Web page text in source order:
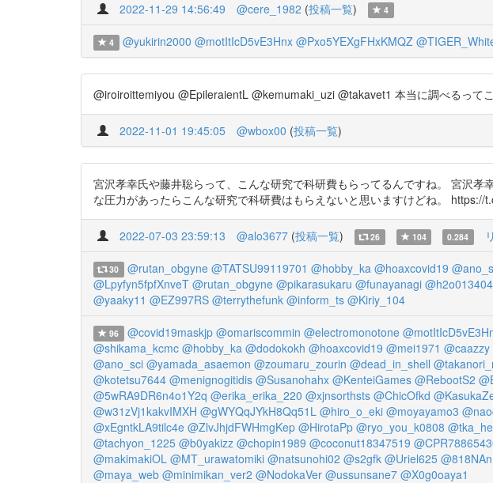
2022-11-29 14:56:49 @cere_1982 (投稿一覧) 4
4 @yukirin2000 @motItIcD5vE3Hnx @Pxo5YEXgFHxKMQZ
@iroiroittemiyou @EpileraientL @kemumaki_uzi @takavet1 本当に調べるって
2022-11-01 19:45:05 @wbox00 (投稿一覧)
宮沢孝幸氏や藤井聡らって、こんな研究で科研費もらってるんですね。 宮沢
な圧力があったらこんな研究で科研費はもらえないと思いますけどね。
2022-07-03 23:59:13 @alo3677 (投稿一覧) 26 104 0.284
30 @rutan_obgyne @TATSU99119701 @hobby_ka @hoaxcovid19
@Lpyfyn5fpfXnveT @rutan_obgyne @pikarasukaru @funayanagi
@yaaky11 @EZ997RS @terrythefunk @inform_ts @Kiriy_104
96 @covid19maskjp @omariscommin @electromonotone
@shikama_kcmc @hobby_ka @dodokokh @hoaxcovid19 @mei1971 @caazzy
@ano_sci @yamada_asaemon @zoumaru_zourin @dead_in_shell
@kotetsu7644 @menignogitidis @Susanohahx @KenteiGames @RebootS2
@5wRA9DR6n4o1Y2q @erika_erika_220 @xjnsorthsts @ChicOfkd
@w31zVj1kakvIMXH @gWYQqJYkH8Qq51L @hiro_o_eki @moyayamo3
@xEgntkLA9tilc4e @ZlvJhjdFWHmgKep @HirotaPp @ryo_you_k0808
@tachyon_1225 @b0yakizz @chopin1989 @coconut18347519
@makimakiOL @MT_urawatomiki @natsunohi02 @s2gfk @Uriel625
@maya_web @minimikan_ver2 @NodokaVer @ussunsane7 @X0g0oaya1